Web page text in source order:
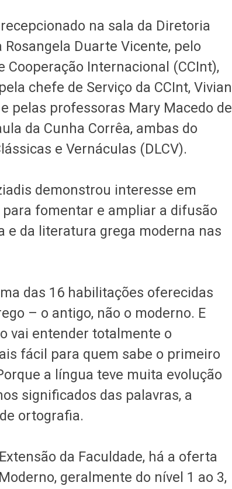
na sala da Diretoria
Duarte Vicente, pelo
Cooperação Internacional (CCInt),
chefe de Serviço da CCInt, Vivian
pelas professoras Mary Macedo de
da Cunha Corrêa, ambas do
e Vernáculas (DLCV).
demonstrou interesse em
fomentar e ampliar a difusão
e da literatura grega moderna nas
das 16 habilitações oferecidas
– o antigo, não o moderno. E
vai entender totalmente o
fácil para quem sabe o primeiro
a língua teve muita evolução
significados das palavras, a
ortografia.
da Faculdade, há a oferta
geralmente do nível 1 ao 3,